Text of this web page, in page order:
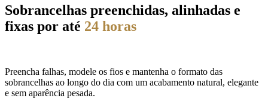
Sobrancelhas preenchidas, alinhadas e
fixas por até 24 horas
Preencha falhas, modele os fios e mantenha o formato das
sobrancelhas ao longo do dia com um acabamento natural, elegante
e sem aparência pesada.